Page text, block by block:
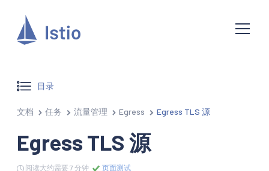
目录
文档 任务 流量管理 Egress Egress TLS 源
Egress TLS 源
阅读大约需要 7 分钟 页面测试